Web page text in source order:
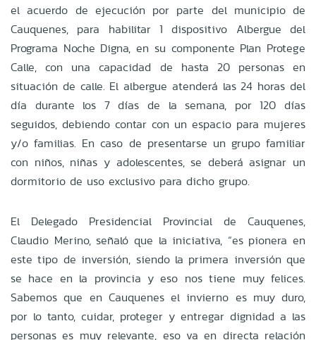
el acuerdo de ejecución por parte del municipio de
Cauquenes, para habilitar 1 dispositivo Albergue del
Programa Noche Digna, en su componente Plan Protege
Calle, con una capacidad de hasta 20 personas en
situación de calle. El albergue atenderá las 24 horas del
día durante los 7 días de la semana, por 120 días
seguidos, debiendo contar con un espacio para mujeres
y/o familias. En caso de presentarse un grupo familiar
con niños, niñas y adolescentes, se deberá asignar un
dormitorio de uso exclusivo para dicho grupo.
El Delegado Presidencial Provincial de Cauquenes,
Claudio Merino, señaló que la iniciativa, “es pionera en
este tipo de inversión, siendo la primera inversión que
se hace en la provincia y eso nos tiene muy felices.
Sabemos que en Cauquenes el invierno es muy duro,
por lo tanto, cuidar, proteger y entregar dignidad a las
personas es muy relevante, eso va en directa relación